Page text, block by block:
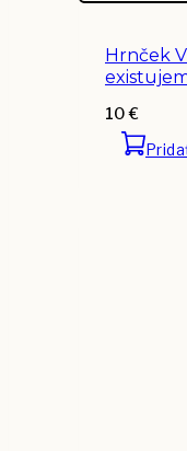
Hrnček
10€